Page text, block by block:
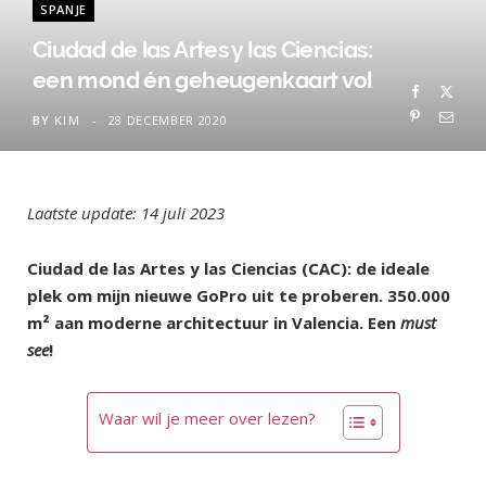
SPANJE
Ciudad de las Artes y las Ciencias:
een mond én geheugenkaart vol
BY KIM 28 DECEMBER 2020
Laatste update: 14 juli 2023
Ciudad de las Artes y las Ciencias (CAC): de ideale
plek om mijn nieuwe GoPro uit te proberen. 350.000
m² aan moderne architectuur in Valencia. Een must
see!
Waar wil je meer over lezen?